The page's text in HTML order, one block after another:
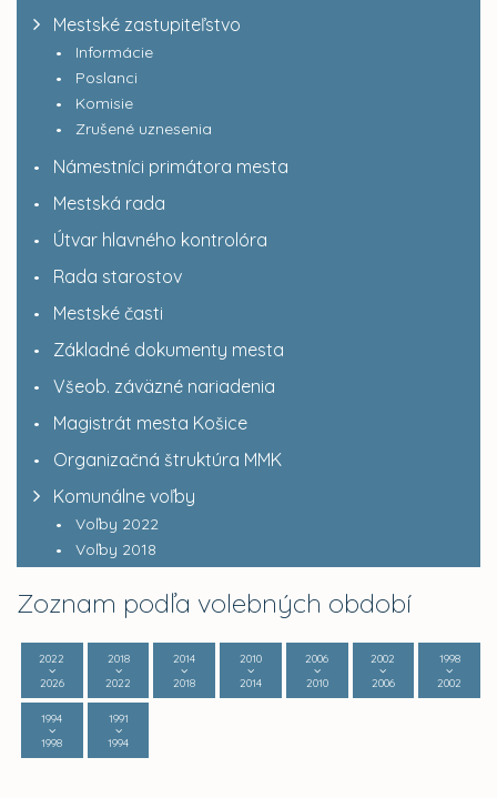
Mestské zastupiteľstvo
Informácie
Poslanci
Komisie
Zrušené uznesenia
Námestníci primátora mesta
Mestská rada
Útvar hlavného kontrolóra
Rada starostov
Mestské časti
Základné dokumenty mesta
Všeob. záväzné nariadenia
Magistrát mesta Košice
Organizačná štruktúra MMK
Komunálne voľby
Voľby 2022
Voľby 2018
Zoznam podľa volebných období
2022
2026
2018
2022
2014
2018
2010
2014
2006
2010
2002
2006
1998
2002
1994
1998
1991
1994